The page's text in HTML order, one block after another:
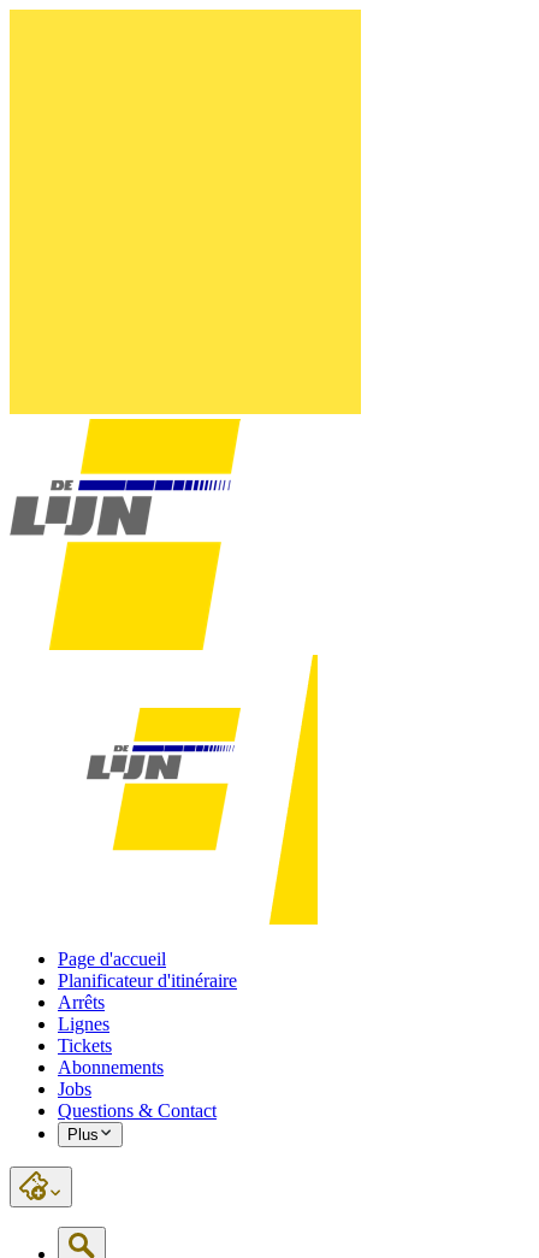
Page d'accueil
Planificateur d'itinéraire
Arrêts
Lignes
Tickets
Abonnements
Jobs
Questions & Contact
Plus